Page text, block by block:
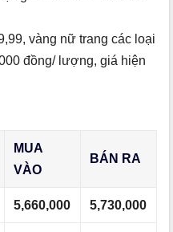
vàng nữ trang các loại
đồng/ lượng, giá hiện
MUA
VÀO
BÁN RA
5,660,000 5,730,000